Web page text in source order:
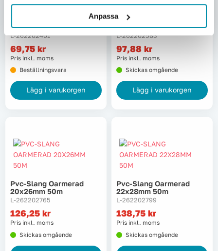
Anpassa
16x20mm 50m
L-262202401
69,75 kr
Pris inkl. moms
Beställningsvara
Lägg i varukorgen
Pvc-Slang Oarmerad
19x24mm 50m
L-262202583
97,88 kr
Pris inkl. moms
Skickas omgående
Lägg i varukorgen
Pvc-Slang Oarmerad
20x26mm 50m
L-262202765
126,25 kr
Pris inkl. moms
Skickas omgående
Pvc-Slang Oarmerad
22x28mm 50m
L-262202799
138,75 kr
Pris inkl. moms
Skickas omgående